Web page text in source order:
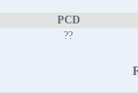
PCD
??